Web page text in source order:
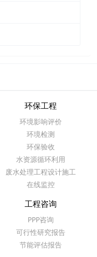
环保工程
环境影响评价
环境检测
环保验收
水资源循环利用
废水处理工程设计施工
在线监控
工程咨询
PPP咨询
可行性研究报告
节能评估报告